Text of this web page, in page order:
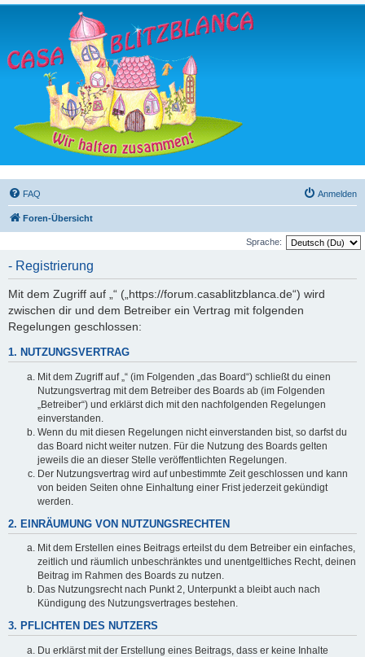
FAQ Anmelden
Foren-Übersicht
Sprache:
- Registrierung
Mit dem Zugriff auf „“ („https://forum.casablitzblanca.de“) wird
zwischen dir und dem Betreiber ein Vertrag mit folgenden
Regelungen geschlossen:
1. NUTZUNGSVERTRAG
Mit dem Zugriff auf „“ (im Folgenden „das Board“) schließt du einen
Nutzungsvertrag mit dem Betreiber des Boards ab (im Folgenden
„Betreiber“) und erklärst dich mit den nachfolgenden Regelungen
einverstanden.
Wenn du mit diesen Regelungen nicht einverstanden bist, so darfst du
das Board nicht weiter nutzen. Für die Nutzung des Boards gelten
jeweils die an dieser Stelle veröffentlichten Regelungen.
Der Nutzungsvertrag wird auf unbestimmte Zeit geschlossen und kann
von beiden Seiten ohne Einhaltung einer Frist jederzeit gekündigt
werden.
2. EINRÄUMUNG VON NUTZUNGSRECHTEN
Mit dem Erstellen eines Beitrags erteilst du dem Betreiber ein einfaches,
zeitlich und räumlich unbeschränktes und unentgeltliches Recht, deinen
Beitrag im Rahmen des Boards zu nutzen.
Das Nutzungsrecht nach Punkt 2, Unterpunkt a bleibt auch nach
Kündigung des Nutzungsvertrages bestehen.
3. PFLICHTEN DES NUTZERS
Du erklärst mit der Erstellung eines Beitrags, dass er keine Inhalte